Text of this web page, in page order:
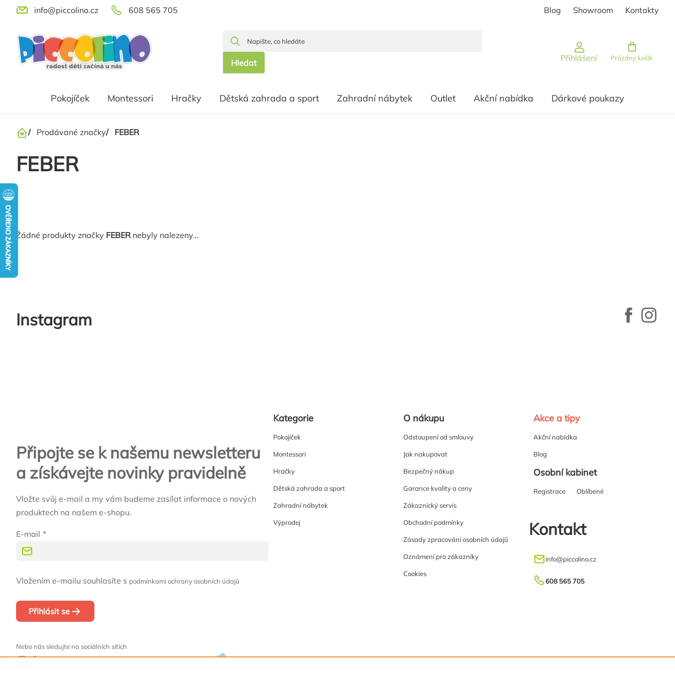
Přejít
obsah
608 565 705
info@piccolino.cz Blog Showroom Kontakty
Hledat Přihlášení Nákupní košík
Prázdný košík
Pokojíček Montessori Hračky Dětská zahrada a sport Zahradní nábytek Outlet Akční nabídka Dárkové poukazy
Domů
/ Prodávané značky/ FEBER
FEBER
Žádné produkty značky FEBER nebyly nalezeny...
Instagram
Připojte se k našemu newsletteru
a získávejte novinky pravidelně
Vložte svůj e-mail a my vám budeme zasílat informace o nových
produktech na našem e-shopu.
E-mail
Vložením e-mailu souhlasíte s podmínkami ochrany osobních údajů
Přihlásit se
Nebo nás sledujte na sociálních sítích
Kategorie
Pokojíček
Montessori
Hračky
Dětská zahrada a sport
Zahradní nábytek
Výprodej
O nákupu
Odstoupení od smlouvy
Jak nakupovat
Bezpečný nákup
Garance kvality a ceny
Zákaznický servis
Obchodní podmínky
Zásady zpracování osobních údajů
Oznámení pro zákazníky
Cookies
Akce a tipy
Akční nabídka
Blog
Osobní kabinet
Registrace Oblíbené
Kontakt
info@piccolino.cz
608 565 705